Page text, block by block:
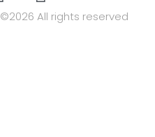
©2026 All rights reserved